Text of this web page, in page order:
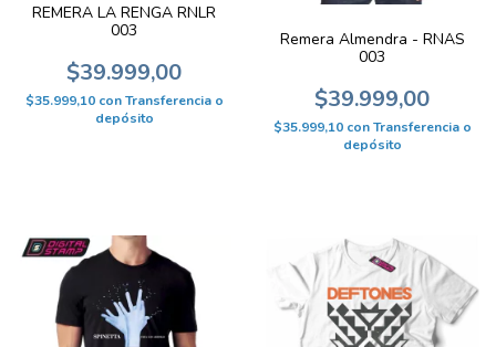
REMERA LA RENGA RNLR
003
$39.999,00
$35.999,10 con Transferencia o
depósito
Remera Almendra - RNAS
003
$39.999,00
$35.999,10 con Transferencia o
depósito